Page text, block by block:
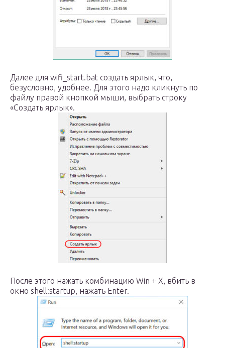
Далее для wifi_start.bat создать ярлык, что,
безусловно, удобнее. Для этого надо кликнуть по
файлу правой кнопкой мыши, выбрать строку
«Создать ярлык».
После этого нажать комбинацию Win + X, вбить в
окно shell:startup, нажать Enter.